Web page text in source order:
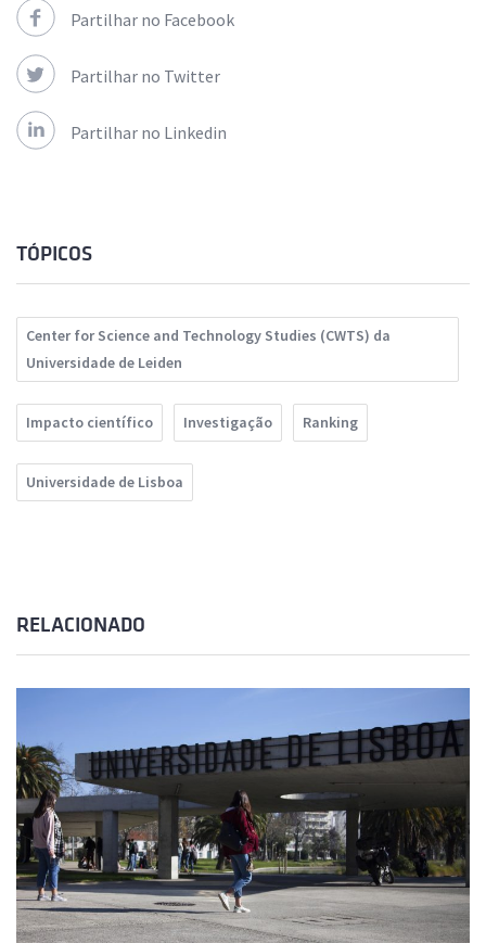
Partilhar no Facebook
Partilhar no Twitter
Partilhar no Linkedin
TÓPICOS
Center for Science and Technology Studies (CWTS) da
Universidade de Leiden
Impacto científico Investigação Ranking
Universidade de Lisboa
RELACIONADO